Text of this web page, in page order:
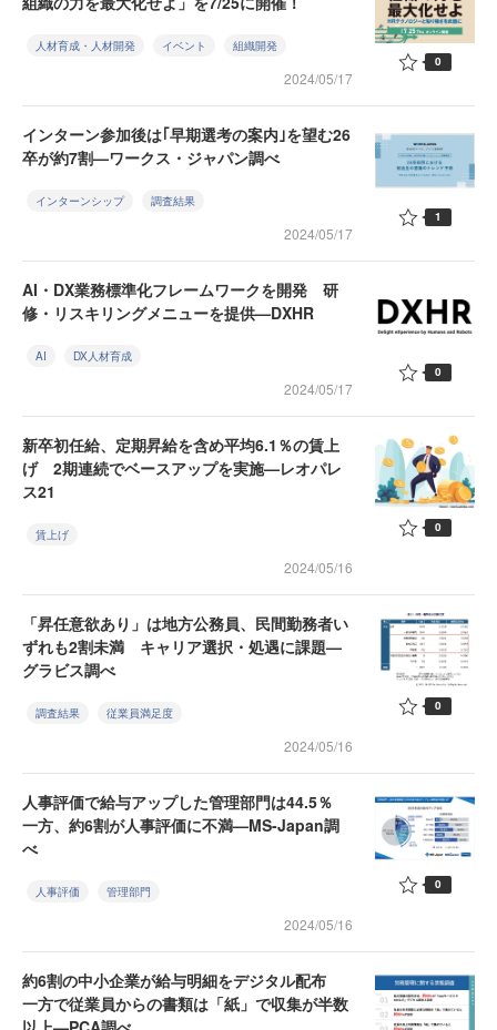
人材育成・人材開発 イベント 組織開発
2024/05/17
0
インターン参加後は｢早期選考の案内｣を望む26
卒が約7割—ワークス・ジャパン調べ
インターンシップ 調査結果
2024/05/17
1
AI・DX業務標準化フレームワークを開発 研
修・リスキリングメニューを提供—DXHR
AI DX人材育成
2024/05/17
0
新卒初任給、定期昇給を含め平均6.1％の賃上
げ 2期連続でベースアップを実施—レオパレ
ス21
賃上げ
2024/05/16
0
「昇任意欲あり」は地方公務員、民間勤務者い
ずれも2割未満 キャリア選択・処遇に課題—
グラビス調べ
調査結果 従業員満足度
2024/05/16
0
人事評価で給与アップした管理部門は44.5％
一方、約6割が人事評価に不満—MS-Japan調
べ
人事評価 管理部門
2024/05/16
0
約6割の中小企業が給与明細をデジタル配布
一方で従業員からの書類は「紙」で収集が半数